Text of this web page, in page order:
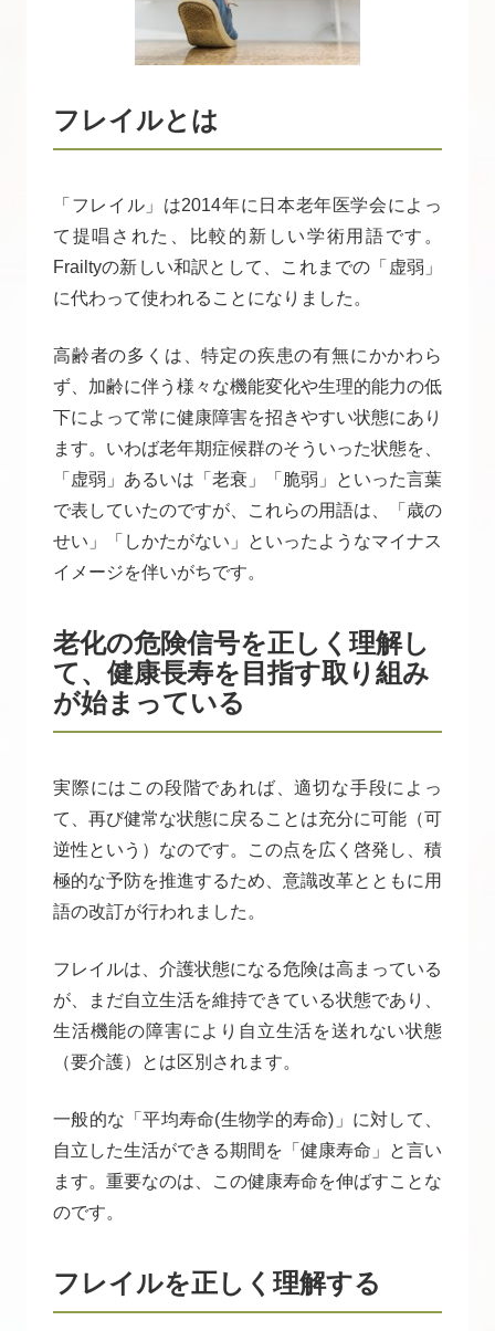
フレイルとは
「フレイル」は2014年に日本老年医学会によっ
て提唱された、比較的新しい学術用語です。
Frailtyの新しい和訳として、これまでの「虚弱」
に代わって使われることになりました。
高齢者の多くは、特定の疾患の有無にかかわら
ず、加齢に伴う様々な機能変化や生理的能力の低
下によって常に健康障害を招きやすい状態にあり
ます。いわば老年期症候群のそういった状態を、
「虚弱」あるいは「老衰」「脆弱」といった言葉
で表していたのですが、これらの用語は、「歳の
せい」「しかたがない」といったようなマイナス
イメージを伴いがちです。
老化の危険信号を正しく理解し
て、健康長寿を目指す取り組み
が始まっている
実際にはこの段階であれば、適切な手段によっ
て、再び健常な状態に戻ることは充分に可能（可
逆性という）なのです。この点を広く啓発し、積
極的な予防を推進するため、意識改革とともに用
語の改訂が行われました。
フレイルは、介護状態になる危険は高まっている
が、まだ自立生活を維持できている状態であり、
生活機能の障害により自立生活を送れない状態
（要介護）とは区別されます。
一般的な「平均寿命(生物学的寿命)」に対して、
自立した生活ができる期間を「健康寿命」と言い
ます。重要なのは、この健康寿命を伸ばすことな
のです。
フレイルを正しく理解する